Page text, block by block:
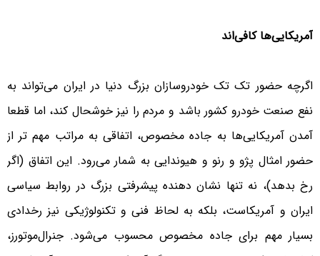
آمریکایی‌ها کافی‌اند
اگرچه حضور تک تک خودروسازان بزرگ دنیا در ایران می‌تواند به
نفع صنعت خودرو کشور باشد و مردم را نیز خوشحال کند، اما قطعا
آمدن آمریکایی‌ها به جاده مخصوص، اتفاقی به مراتب مهم تر از
حضور امثال پژو و رنو و هیوندایی به شمار می‌رود. این اتفاق (اگر
رخ بدهد)، نه تنها نشان دهنده پیشرفتی بزرگ در روابط سیاسی
ایران و آمریکاست، بلکه به لحاظ فنی و تکنولوژیکی نیز رخدادی
بسیار مهم برای جاده مخصوص محسوب می‌شود. جنرال‌موتورز،